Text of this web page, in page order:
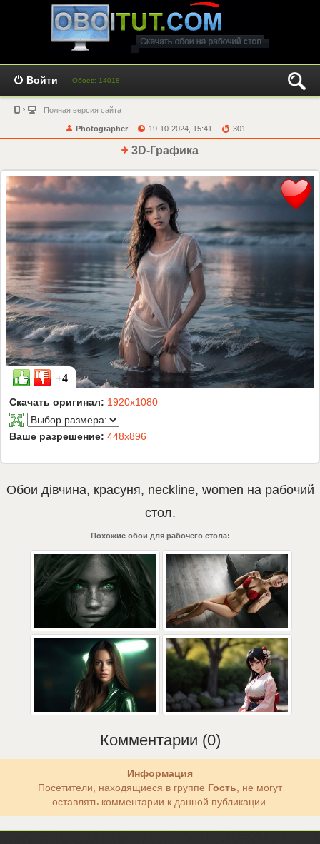
Войти Обоев: 14018
Полная версия сайта
Photographer 19-10-2024, 15:41 301
3D-Графика
+4
Скачать оригинал: 1920x1080
Ваше разрешение: 448x896
Обои дівчина, красуня, neckline, women на рабочий
стол.
Похожие обои для рабочего стола:
Комментарии (0)
Информация
Посетители, находящиеся в группе Гость , не могут
оставлять комментарии к данной публикации.